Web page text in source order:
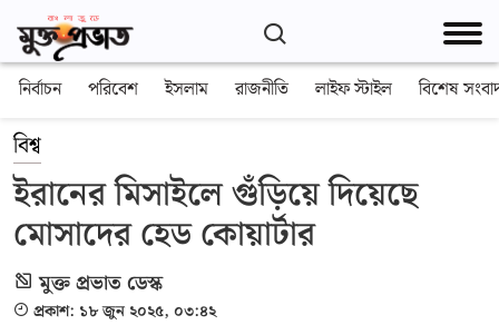
নির্বাচন পরিবেশ ইসলাম রাজনীতি লাইফ স্টাইল বিশেষ
বিশ্ব
ইরানের মিসাইলে গুঁড়িয়ে দিয়েছে
মোসাদের হেড কোয়ার্টার
মুক্ত প্রভাত ডেস্ক
প্রকাশ: ১৮ জুন ২০২৫, ০৩:৪২